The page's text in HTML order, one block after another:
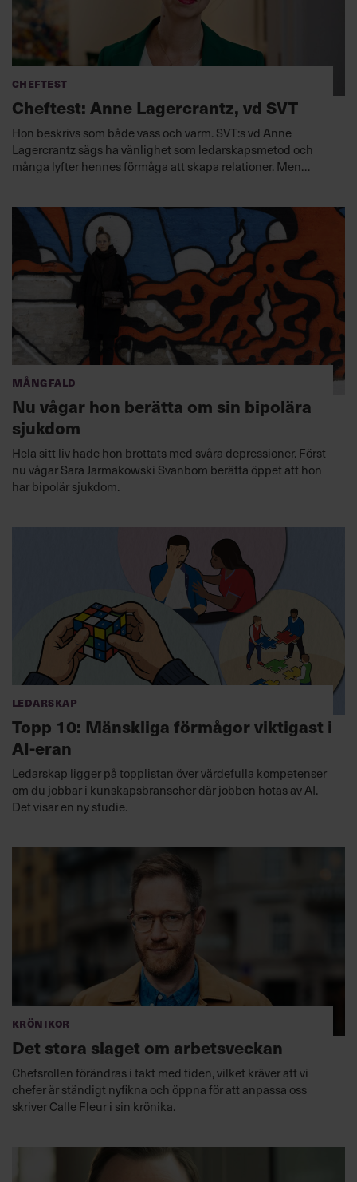
Cheftest
Cheftest: Anne Lagercrantz, vd SVT
Hon beskrivs som både vass och varm. SVT:s vd Anne
Lagercrantz sägs ha vänlighet som ledarskapsmetod och
många lyfter hennes förmåga att skapa relationer. Men
Mångfald
Nu vågar hon berätta om sin bipolära
sjukdom
Hela sitt liv hade hon brottats med svåra depressioner. Först
nu vågar Sara Jarmakowski Svanbom berätta öppet att hon
har bipolär sjukdom.
Ledarskap
Topp 10: Mänskliga förmågor viktigast i
AI-eran
Ledarskap ligger på topplistan över värdefulla kompetenser
om du jobbar i kunskapsbranscher där jobben hotas av AI.
Det visar en ny studie.
Krönikor
Det stora slaget om arbetsveckan
Chefsrollen förändras i takt med tiden, vilket kräver att vi
chefer är ständigt nyfikna och öppna för att anpassa oss
skriver Calle Fleur i sin krönika.